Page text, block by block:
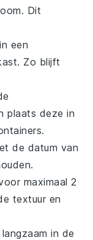
Dit
in een
Zo blijft
plaats deze in
de datum van
maximaal 2
textuur en
langzaam in de